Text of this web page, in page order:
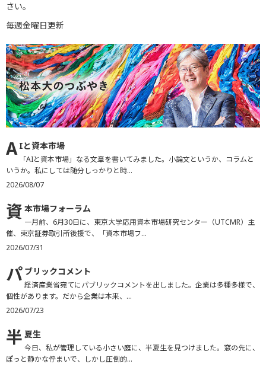
さい。
毎週金曜日更新
A Iと資本市場
「AIと資本市場」なる文章を書いてみました。小論文というか、コラムと
いうか。私にしては随分しっかりと時...
2026/08/07
資 本市場フォーラム
一月前、6月30日に、東京大学応用資本市場研究センター（UTCMR）主
催、東京証券取引所後援で、「資本市場フ...
2026/07/31
パ ブリックコメント
経済産業省宛てにパブリックコメントを出しました。企業は多種多様で、
個性があります。だから企業は本来、...
2026/07/23
半 夏生
今日、私が管理している小さい庭に、半夏生を見つけました。窓の先に、
ぽっと静かな佇まいで、しかし圧倒的...